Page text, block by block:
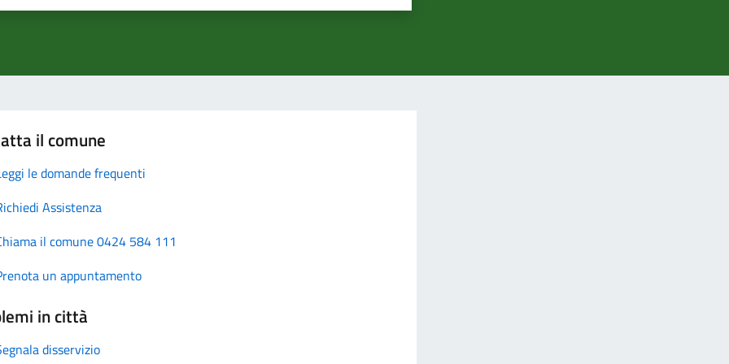
il comune
le domande frequenti
Assistenza
il comune 0424 584 111
un appuntamento
in città
disservizio